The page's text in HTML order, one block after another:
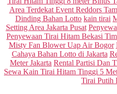
Area Terdekat Event Reddors
Dinding Bahan Lotto kain tirai
Setting Area Jakarta Pusat
Penyewaan Tirai Hitam Bekasi
Misty Fan Blower Uap Air Bogor
Cahaya Bahan Lotto di Jakarta
Meter Jakarta Rental Partisi Dan
Sewa Kain Tirai Hitam Tinggi 5
Tirai Putih